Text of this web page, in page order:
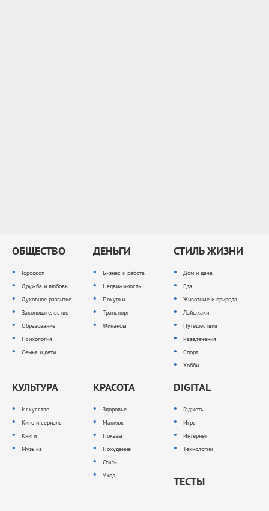
ОБЩЕСТВО
Гороскоп
Дружба и любовь
Духовное развитие
Законодательство
Образование
Психология
Семья и дети
ДЕНЬГИ
Бизнес и работа
Недвижимость
Покупки
Транспорт
Финансы
СТИЛЬ ЖИЗНИ
Дом и дача
Еда
Животные и природа
Лайфхаки
Путешествия
Развлечения
Спорт
Хобби
КУЛЬТУРА
Искусство
Кино и сериалы
Книги
Музыка
КРАСОТА
Здоровье
Макияж
Показы
Похудение
Стиль
Уход
DIGITAL
Гаджеты
Игры
Интернет
Технологии
ТЕСТЫ